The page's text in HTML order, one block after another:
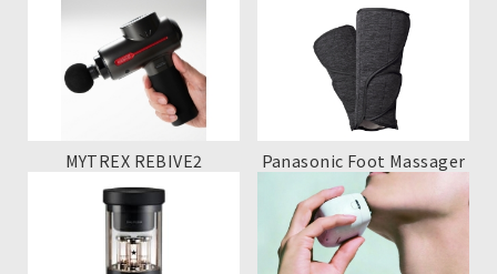
MYTREX REBIVE2 Panasonic Foot Massager